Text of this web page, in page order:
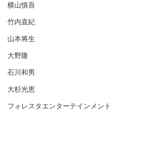
横山慎吾
竹内直紀
山本将生
大野隆
石川和男
大杉光恵
フォレスタエンターテインメント